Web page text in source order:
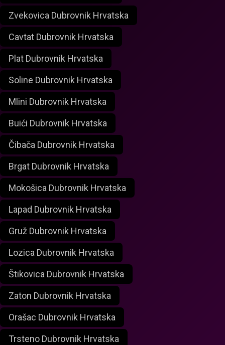
Zvekovica Dubrovnik Hrvatska
Cavtat Dubrovnik Hrvatska
Plat Dubrovnik Hrvatska
Soline Dubrovnik Hrvatska
Mlini Dubrovnik Hrvatska
Buići Dubrovnik Hrvatska
Čibača Dubrovnik Hrvatska
Brgat Dubrovnik Hrvatska
Mokošica Dubrovnik Hrvatska
Lapad Dubrovnik Hrvatska
Gruž Dubrovnik Hrvatska
Lozica Dubrovnik Hrvatska
Štikovica Dubrovnik Hrvatska
Zaton Dubrovnik Hrvatska
Orašac Dubrovnik Hrvatska
Trsteno Dubrovnik Hrvatska